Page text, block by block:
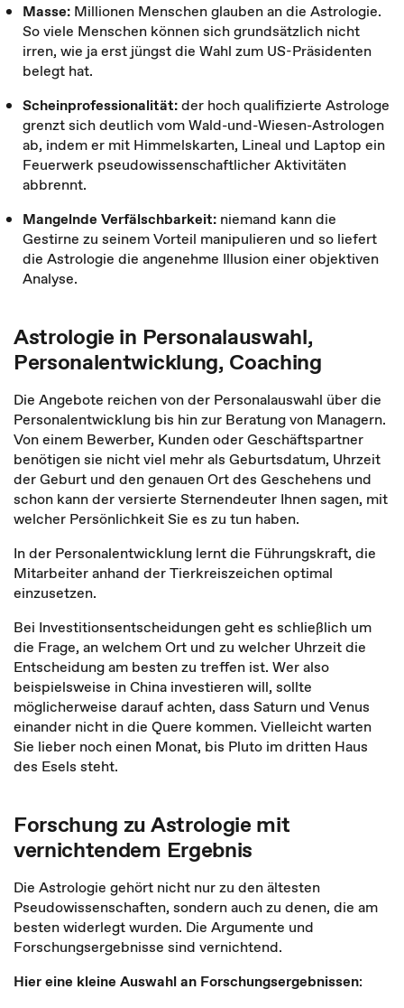
Masse: Millionen Menschen glauben an die Astrologie.
So viele Menschen können sich grundsätzlich nicht
irren, wie ja erst jüngst die Wahl zum US-Präsidenten
belegt hat.
Scheinprofessionalität:der hoch qualifizierte Astrologe
grenzt sich deutlich vom Wald-und-Wiesen-Astrologen
ab, indem er mit Himmelskarten, Lineal und Laptop ein
Feuerwerk pseudowissenschaftlicher Aktivitäten
abbrennt.
Mangelnde Verfälschbarkeit: niemand kann die
Gestirne zu seinem Vorteil manipulieren und so liefert
die Astrologie die angenehme Illusion einer objektiven
Analyse.
Astrologie in Personalauswahl,
Personalentwicklung, Coaching
Die Angebote reichen von der Personalauswahl über die
Personalentwicklung bis hin zur Beratung von Managern.
Von einem Bewerber, Kunden oder Geschäftspartner
benötigen sie nicht viel mehr als Geburtsdatum, Uhrzeit
der Geburt und den genauen Ort des Geschehens und
schon kann der versierte Sternendeuter Ihnen sagen, mit
welcher Persönlichkeit Sie es zu tun haben.
In der Personalentwicklung lernt die Führungskraft, die
Mitarbeiter anhand der Tierkreiszeichen optimal
einzusetzen.
Bei Investitionsentscheidungen geht es schließlich um
die Frage, an welchem Ort und zu welcher Uhrzeit die
Entscheidung am besten zu treffen ist. Wer also
beispielsweise in China investieren will, sollte
möglicherweise darauf achten, dass Saturn und Venus
einander nicht in die Quere kommen. Vielleicht warten
Sie lieber noch einen Monat, bis Pluto im dritten Haus
des Esels steht.
Forschung zu Astrologie mit
vernichtendem Ergebnis
Die Astrologie gehört nicht nur zu den ältesten
Pseudowissenschaften, sondern auch zu denen, die am
besten widerlegt wurden. Die Argumente und
Forschungsergebnisse sind vernichtend.
Hier eine kleine Auswahl an Forschungsergebnissen: